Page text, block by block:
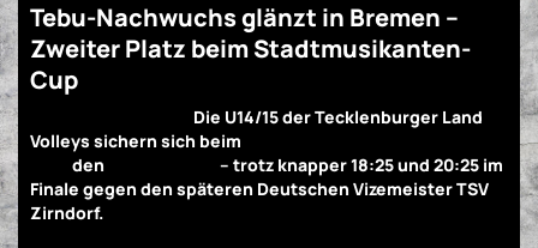
Tebu-Nachwuchs glänzt in Bremen –
Zweiter Platz beim Stadtmusikanten-
Cup
Die U14/15 der Tecklenburger Land
Volleys sichern sich beim
den
– trotz knapper 18:25 und 20:25 im
Finale gegen den späteren Deutschen Vizemeister TSV
Zirndorf.